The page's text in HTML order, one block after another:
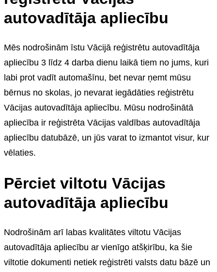
autovadītāja apliecību
Mēs nodrošinām īstu Vācijā reģistrētu autovadītāja
apliecību 3 līdz 4 darba dienu laikā tiem no jums, kuri
labi prot vadīt automašīnu, bet nevar ņemt mūsu
bērnus no skolas, jo nevarat iegādāties reģistrētu
Vācijas autovadītāja apliecību. Mūsu nodrošinātā
apliecība ir reģistrēta Vācijas valdības autovadītāja
apliecību datubāzē, un jūs varat to izmantot visur, kur
vēlaties.
Pērciet viltotu Vācijas
autovadītāja apliecību
Nodrošinām arī labas kvalitātes viltotu Vācijas
autovadītāja apliecību ar vienīgo atšķirību, ka šie
viltotie dokumenti netiek reģistrēti valsts datu bāzē un